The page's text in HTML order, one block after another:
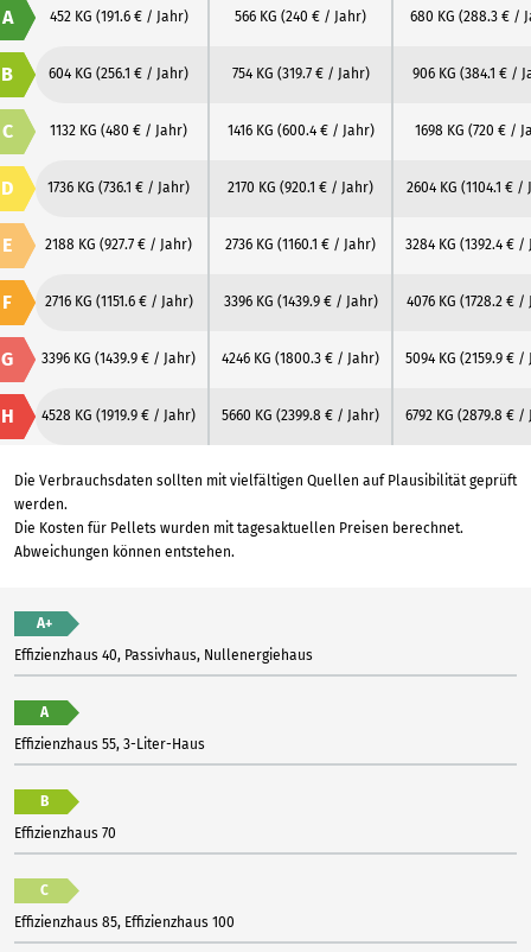
A 452 KG (191.6 € / Jahr) 566 KG (240 € / Jahr) 680 KG (288.3 € /
B 604 KG (256.1 € / Jahr) 754 KG (319.7 € / Jahr) 906 KG (384.1 € /
C 1132 KG (480 € / Jahr) 1416 KG (600.4 € / Jahr) 1698 KG (720 € /
D 1736 KG (736.1 € / Jahr) 2170 KG (920.1 € / Jahr) 2604 KG (1104.1 € /
E 2188 KG (927.7 € / Jahr) 2736 KG (1160.1 € / Jahr) 3284 KG (1392.4 € /
F 2716 KG (1151.6 € / Jahr) 3396 KG (1439.9 € / Jahr) 4076 KG (1728.2 € /
G 3396 KG (1439.9 € / Jahr) 4246 KG (1800.3 € / Jahr) 5094 KG (2159.9 € /
H 4528 KG (1919.9 € / Jahr) 5660 KG (2399.8 € / Jahr) 6792 KG (2879.8 € /
Die Verbrauchsdaten sollten mit vielfältigen Quellen auf Plausibilität geprüft
werden.
Die Kosten für Pellets wurden mit tagesaktuellen Preisen berechnet.
Abweichungen können entstehen.
A+
Effizienzhaus 40, Passivhaus, Nullenergiehaus
A
Effizienzhaus 55, 3-Liter-Haus
B
Effizienzhaus 70
C
Effizienzhaus 85, Effizienzhaus 100